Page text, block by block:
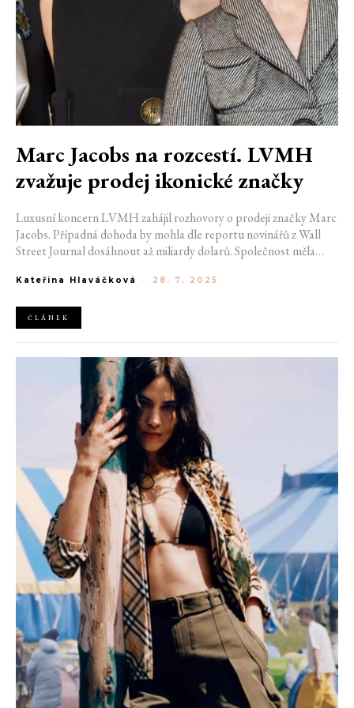
Marc Jacobs na rozcestí. LVMH
zvažuje prodej ikonické značky
Luxusní koncern LVMH zahájil rozhovory o prodeji značky Marc
Jacobs. Případná dohoda by mohla dle reportu novinářů z Wall
Street Journal dosáhnout až miliardy dolarů. Společnost měla
firmy jako Authentic Brands, Bluestar Alliance či WHP Global.
Kateřina Hlaváčková - 28. 7. 2025
ČLÁNEK